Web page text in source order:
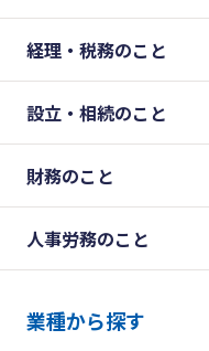
経理・税務のこと
設立・相続のこと
財務のこと
人事労務のこと
業種から探す